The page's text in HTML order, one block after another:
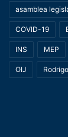
asamblea
COVID-19
INS MEP
OIJ